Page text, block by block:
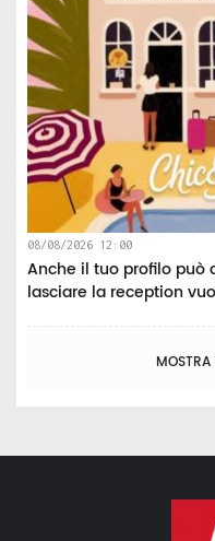
08/08/2026 12:00
Anche il tuo profilo può
lasciare la reception
MOSTRA